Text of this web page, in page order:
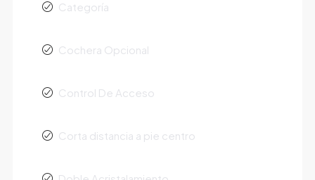
Categoría
Cochera Opcional
Control De Acceso
Corta distancia a pie centro